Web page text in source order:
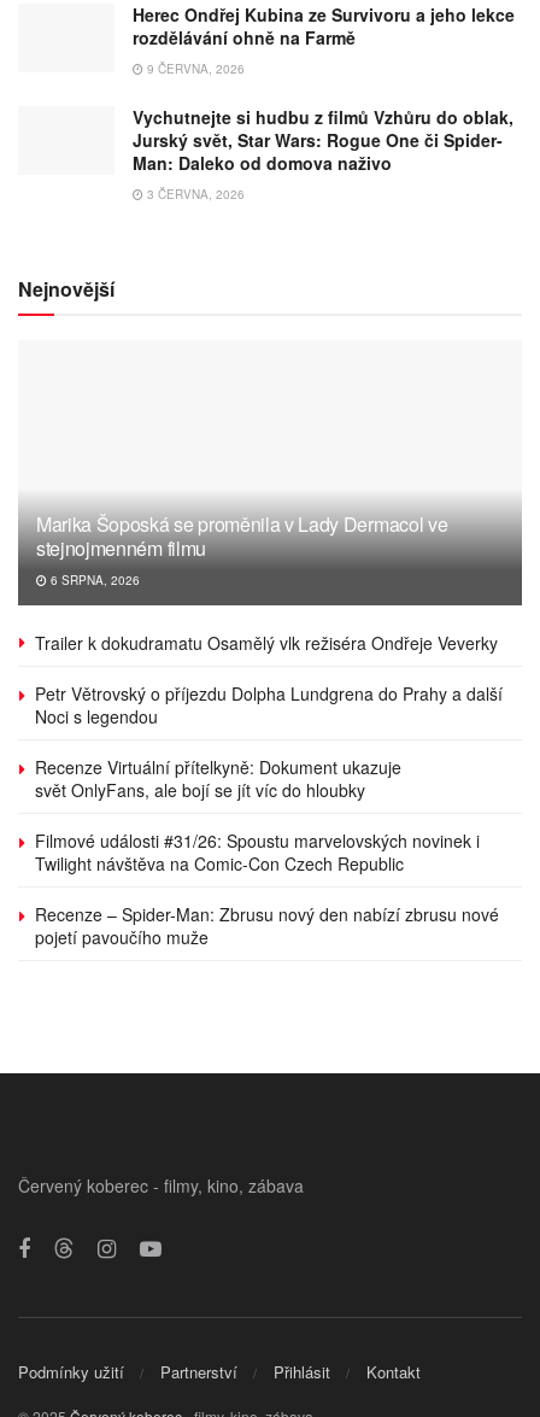
Herec Ondřej Kubina ze Survivoru a jeho lekce
rozdělávání ohně na Farmě
9 ČERVNA, 2026
Vychutnejte si hudbu z filmů Vzhůru do oblak,
Jurský svět, Star Wars: Rogue One či Spider-
Man: Daleko od domova naživo
3 ČERVNA, 2026
Nejnovější
Marika Šoposká se proměnila v Lady Dermacol ve
stejnojmenném filmu
6 SRPNA, 2026
Trailer k dokudramatu Osamělý vlk režiséra Ondřeje Veverky
Petr Větrovský o příjezdu Dolpha Lundgrena do Prahy a další
Noci s legendou
Recenze Virtuální přítelkyně: Dokument ukazuje
svět OnlyFans, ale bojí se jít víc do hloubky
Filmové události #31/26: Spoustu marvelovských novinek i
Twilight návštěva na Comic-Con Czech Republic
Recenze – Spider-Man: Zbrusu nový den nabízí zbrusu nové
pojetí pavoučího muže
Červený koberec - filmy, kino, zábava
Podmínky užití Partnerství Přihlásit Kontakt